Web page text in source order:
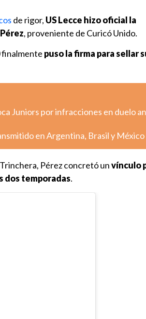
de rigor, US Lecce hizo oficial la
, proveniente de Curicó Unido.
finalmente puso la firma para sellar
Juniors por infracciones en duelo
en Argentina, Brasil y México
Pérez concretó unvínculo
dos temporadas.